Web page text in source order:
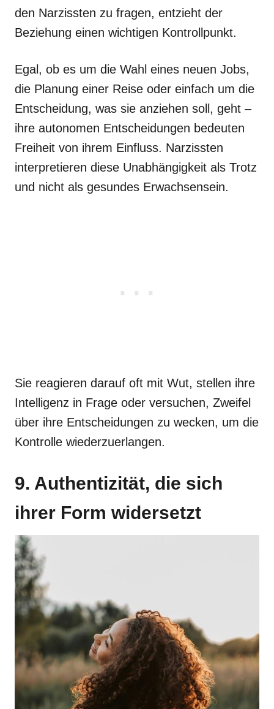
den Narzissten zu fragen, entzieht der
Beziehung einen wichtigen Kontrollpunkt.
Egal, ob es um die Wahl eines neuen Jobs,
die Planung einer Reise oder einfach um die
Entscheidung, was sie anziehen soll, geht –
ihre autonomen Entscheidungen bedeuten
Freiheit von ihrem Einfluss. Narzissten
interpretieren diese Unabhängigkeit als Trotz
und nicht als gesundes Erwachsensein.
Sie reagieren darauf oft mit Wut, stellen ihre
Intelligenz in Frage oder versuchen, Zweifel
über ihre Entscheidungen zu wecken, um die
Kontrolle wiederzuerlangen.
9. Authentizität, die sich
ihrer Form widersetzt